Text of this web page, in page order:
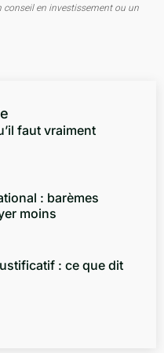
en investissement ou un
faut vraiment
: barèmes
moins
: ce que dit